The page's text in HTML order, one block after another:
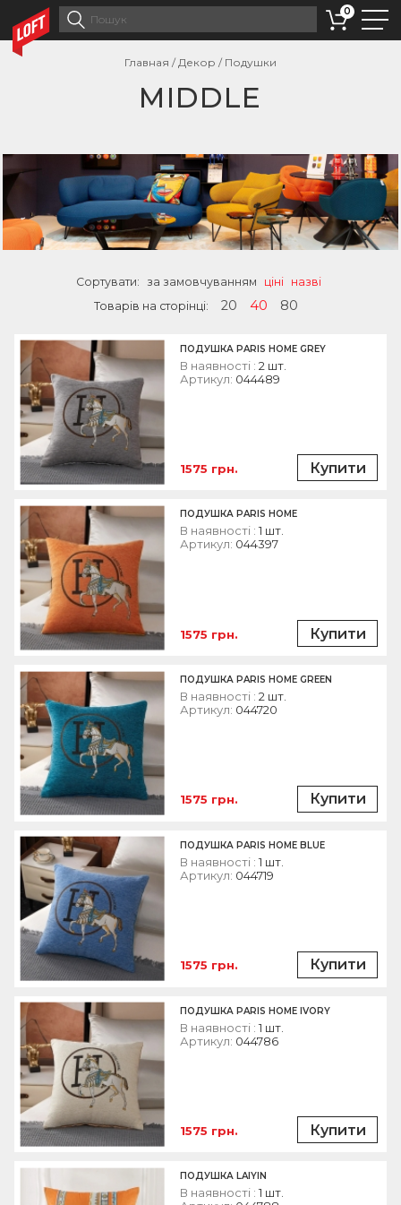
0
Главная /Декор / Подушки
MIDDLE
Сортувати: за замовчуванням ціні
назві
Товарів на сторінці:
20 40 80
В наявності : 2 шт.
Артикул: 044489
ПОДУШКА PARIS HOME GREY
1575 грн. Купити
В наявності : 1 шт.
Артикул: 044397
ПОДУШКА PARIS HOME
1575 грн. Купити
В наявності : 2 шт.
Артикул: 044720
ПОДУШКА PARIS HOME GREEN
1575 грн. Купити
В наявності : 1 шт.
Артикул: 044719
ПОДУШКА PARIS HOME BLUE
1575 грн. Купити
В наявності : 1 шт.
Артикул: 044786
ПОДУШКА PARIS HOME IVORY
1575 грн. Купити
В наявності : 1 шт.
ПОДУШКА LAIYIN